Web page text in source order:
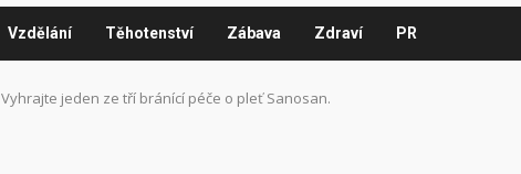
Vzdělání Těhotenství Zábava Zdraví PR
Vyhrajte jeden ze tří bránící péče o pleť Sanosan.